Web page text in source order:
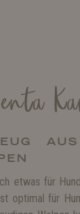
etwas für
optimal für